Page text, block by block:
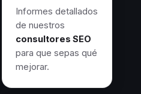
Informes detallados
de nuestros
consultores SEO
para que sepas qué
mejorar.